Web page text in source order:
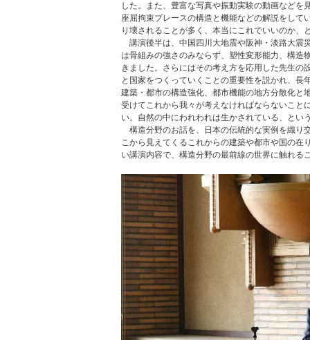
した。また、豊富な写真や振動実験の動画など
座屈拘束ブレースの構造と機能などの解説をして
り壊されることが多く、本当にこれでいいのか、
講演後半は、中国四川大地震や阪神・淡路大震
は骨組みの強さのみならず、塑性変形能力、構造
きました。さらにはその考え方を応用した先生
と国家をつくっていくことの重要性を説かれ、
建築・都市の構造強化、都市機能の地方分散化と
受けてこれから我々が考えなければならないこと
い。自然の中にわれわれは生かされている、とい
構造分野のお話を、日本の伝統的な実例を織り
こから見えてくるこれからの建築や都市や国の在
い講演内容で、構造分野の最前線の世界に触れる